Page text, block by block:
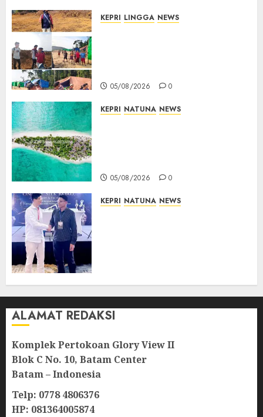
KEPRI LINGGA NEWS
05/08/2026 0
KEPRI NATUNA NEWS
05/08/2026 0
KEPRI NATUNA NEWS
05/08/2026 0
ALAMAT REDAKSI
Komplek Pertokoan Glory View II
Blok C No. 10, Batam Center
Batam – Indonesia
Telp: 0778 4806376
HP: 081364005874